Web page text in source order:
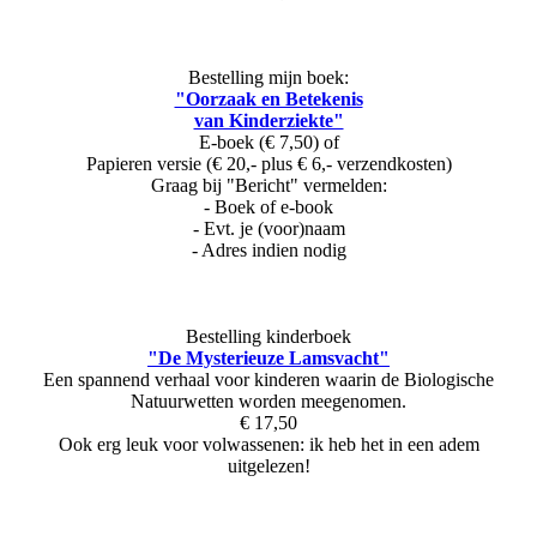
Bestelling mijn boek:
"Oorzaak en Betekenis
van Kinderziekte"
E-boek (€ 7,50) of
Papieren versie (€ 20,- plus € 6,- verzendkosten)
Graag bij "Bericht" vermelden:
- Boek of e-book
- Evt. je (voor)naam
- Adres indien nodig
Bestelling kinderboek
"De Mysterieuze Lamsvacht"
Een spannend verhaal voor kinderen waarin de Biologische
Natuurwetten worden meegenomen.
€ 17,50
Ook erg leuk voor volwassenen: ik heb het in een adem
uitgelezen!